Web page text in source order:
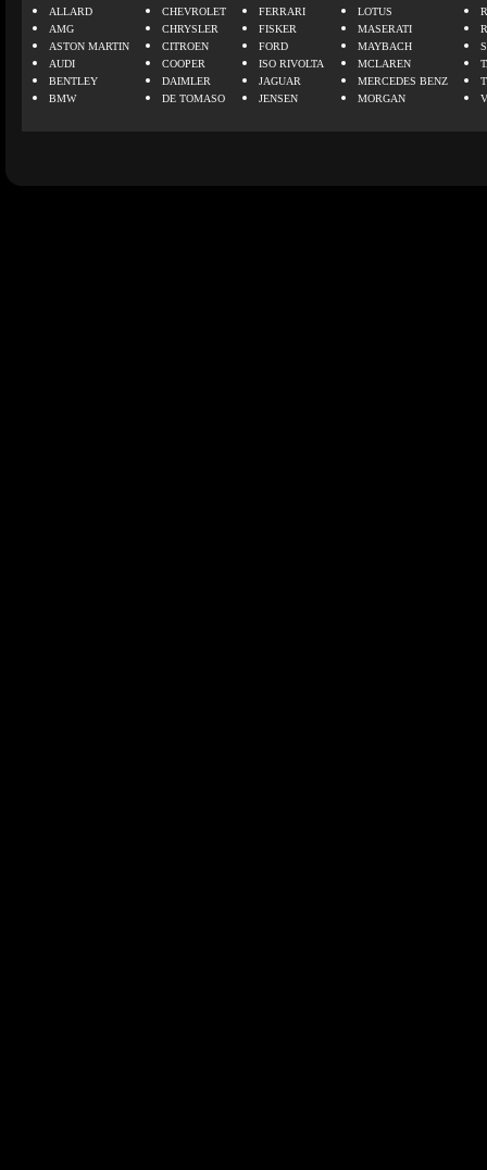
ALLARD
AMG
ASTON MARTIN
AUDI
BENTLEY
BMW
CHEVROLET
CHRYSLER
CITROEN
COOPER
DAIMLER
DE TOMASO
FERRARI
FISKER
FORD
ISO RIVOLTA
JAGUAR
JENSEN
LOTUS
MASERATI
MAYBACH
MCLAREN
MERCEDES BENZ
MORGAN